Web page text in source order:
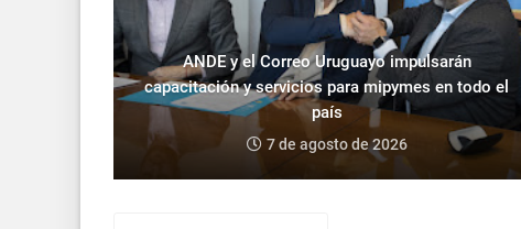
ANDE y el Correo Uruguayo impulsarán
capacitación y servicios para mipymes en todo el
país
7 de agosto de 2026